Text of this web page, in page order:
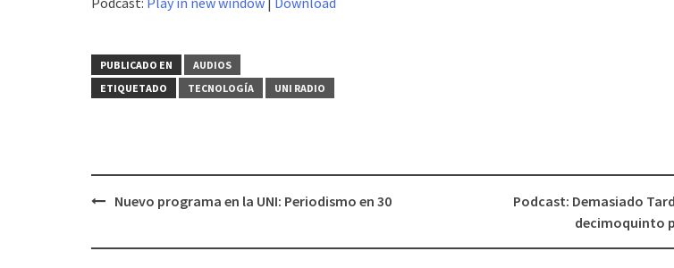
audio
PUBLICADO EN
AUDIOS
ETIQUETADO
TECNOLOGÍA UNI RADIO
Nuevo programa en la UNI: Periodismo en 30
Podcast: Demasiado
decimoquinto